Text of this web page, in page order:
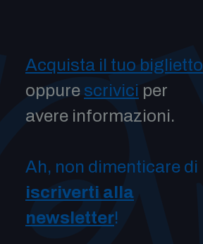
Acquista il tuo biglietto
oppure scrivici per
avere informazioni.
Ah, non dimenticare di
iscriverti alla
newsletter!